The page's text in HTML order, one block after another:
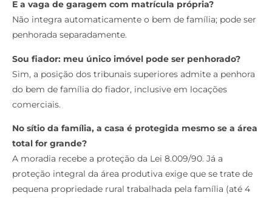
E a vaga de garagem com matrícula própria?
Não integra automaticamente o bem de família; pode ser
penhorada separadamente.
Sou fiador: meu único imóvel pode ser penhorado?
Sim, a posição dos tribunais superiores admite a penhora
do bem de família do fiador, inclusive em locações
comerciais.
No sítio da família, a casa é protegida mesmo se a área
total for grande?
A moradia recebe a proteção da Lei 8.009/90. Já a
proteção integral da área produtiva exige que se trate de
pequena propriedade rural trabalhada pela família (até 4